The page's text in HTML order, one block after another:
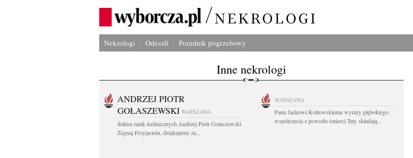
Nekrologi Odeszli Poradnik pogrzebowy
Inne nekrologi
ANDRZEJ PIOTR
GOŁASZEWSKI WARSZAWA
doktor nauk technicznych Andrzej Piotr Gołaszewski
Żegnaj Przyjacielu, dziękujemy za...
WARSZAWA
Panu Jackowi Kotłowskiemu wyrazy głębokiego
współczucia z powodu śmierci Taty składają...